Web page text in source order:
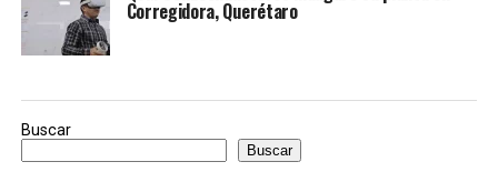
Corregidora, Querétaro
Buscar
Buscar